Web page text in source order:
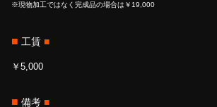
※現物加工ではなく完成品の場合は￥19,000
■ 工賃 ■
￥5,000
■ 備考 ■